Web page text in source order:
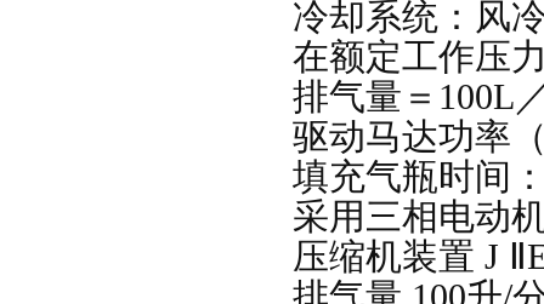
冷却系统：
在额定工作压
排气量＝ 100L
驱动马达功率
填充气瓶时间
采用三相电动
压缩机装置 J